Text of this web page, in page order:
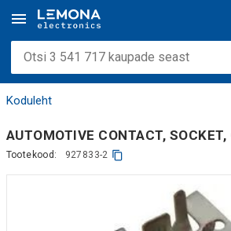
Koduleht
AUTOMOTIVE CONTACT, SOCKET,
Tootekood: 927833-2